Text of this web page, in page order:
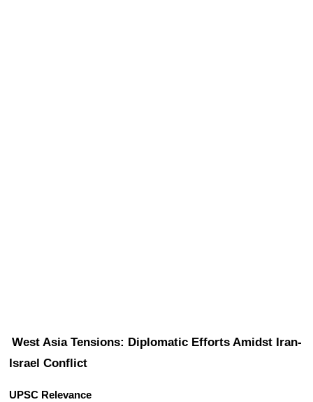
West Asia Tensions: Diplomatic Efforts Amidst Iran-
Israel Conflict
UPSC Relevance